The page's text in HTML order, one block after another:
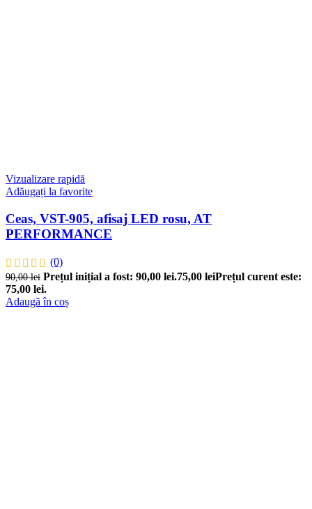
Vizualizare rapidă
Adăugați la favorite
Ceas, VST-905, afisaj LED rosu, AT
PERFORMANCE
(0)
90,00lei Prețul inițial a fost: 90,00 lei.75,00 leiPrețul curent este:
75,00 lei.
Adaugă în coș